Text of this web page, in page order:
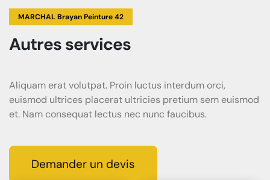
MARCHAL Brayan Peinture 42
Autres services
Aliquam erat volutpat. Proin luctus interdum orci,
euismod ultrices placerat ultricies pretium sem euismod
et. Nam consequat lectus nec nunc faucibus.
Demander un devis